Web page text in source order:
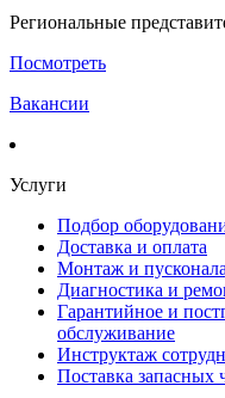
Региональные
Посмотреть
Вакансии
Услуги
Подбор
Доставка и оплата
Монтаж и
Диагностика и
Гарантийное и
обслуживание
Инструктаж
Поставка запасных